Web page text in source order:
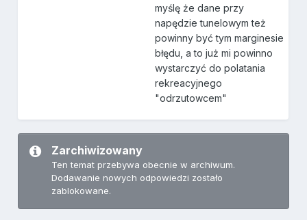
myślę że dane przy
napędzie tunelowym też
powinny być tym marginesie
błędu, a to już mi powinno
wystarczyć do polatania
rekreacyjnego
"odrzutowcem"
Zarchiwizowany
Ten temat przebywa obecnie w archiwum.
Dodawanie nowych odpowiedzi zostało
zablokowane.